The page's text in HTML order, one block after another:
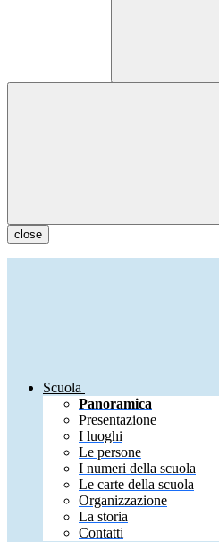
close
Scuola
Panoramica
Presentazione
I luoghi
Le persone
I numeri della scuola
Le carte della scuola
Organizzazione
La storia
Contatti